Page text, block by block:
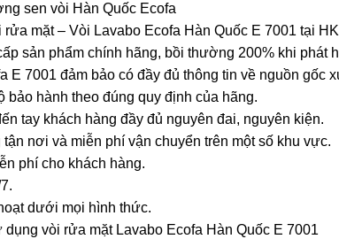
sen vòi Hàn Quốc Ecofa
rửa mặt – Vòi Lavabo Ecofa Hàn Quốc E 7001 tại
sản phẩm chính hãng, bồi thường 200% khi phát
E 7001 đảm bảo có đầy đủ thông tin về nguồn gốc
bảo hành theo đúng quy định của hãng.
tay khách hàng đầy đủ nguyên đai, nguyên kiện.
nơi và miễn phí vận chuyển trên một số khu vực.
phí cho khách hàng.
dưới mọi hình thức.
dụng vòi rửa mặt Lavabo Ecofa Hàn Quốc E 7001